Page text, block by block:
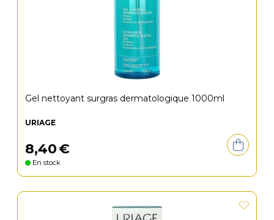
Gel nettoyant surgras dermatologique 1000ml
URIAGE
8,40€
En stock